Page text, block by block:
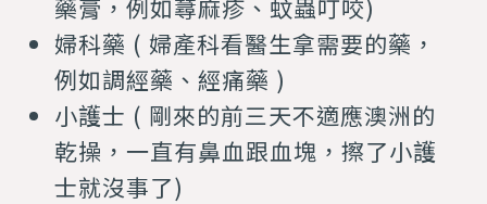
藥膏，例如蕁麻疹、蚊蟲叮咬)
婦科藥 ( 婦產科看醫生拿需要的藥，
例如調經藥、經痛藥 )
小護士 ( 剛來的前三天不適應澳洲的
乾操，一直有鼻血跟血塊，擦了小護
士就沒事了)